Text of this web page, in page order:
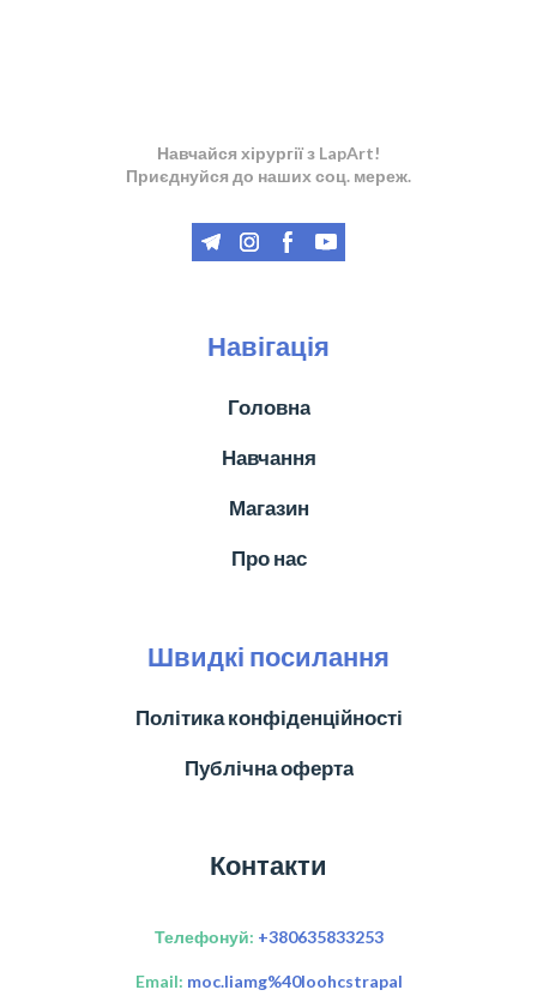
Навчайся хірургії з LapArt!
Приєднуйся до наших соц. мереж.
Навігація
Головна
Навчання
Магазин
Про нас
Швидкі посилання
Політика конфіденційності
Публічна оферта
Контакти
Телефонуй: +380635833253
Email: moc.liamg%40loohcstrapal